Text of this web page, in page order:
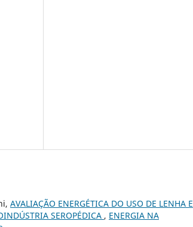
AVALIAÇÃO ENERGÉTICA DO USO DE LENHA E
SEROPÉDICA , ENERGIA NA